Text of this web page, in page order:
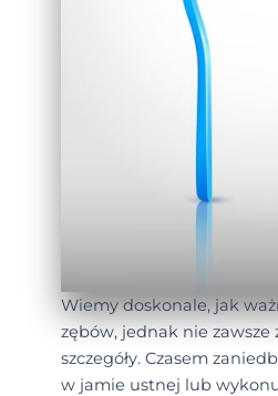
Wiemy doskonale, jak
zębów, jednak nie
szczegóły. Czasem
w jamie ustnej lub